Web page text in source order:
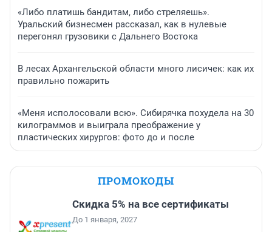
«Либо платишь бандитам, либо стреляешь».
Уральский бизнесмен рассказал, как в нулевые
перегонял грузовики с Дальнего Востока
В лесах Архангельской области много лисичек: как их
правильно пожарить
«Меня исполосовали всю». Сибирячка похудела на 30
килограммов и выиграла преображение у
пластических хирургов: фото до и после
ПРОМОКОДЫ
Скидка 5% на все сертификаты
До 1 января, 2027